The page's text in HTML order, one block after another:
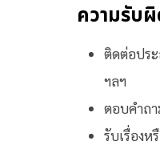
ความรับ
ติดต่อปร
ฯลฯ
ตอบคำถ
รับเรื่อง